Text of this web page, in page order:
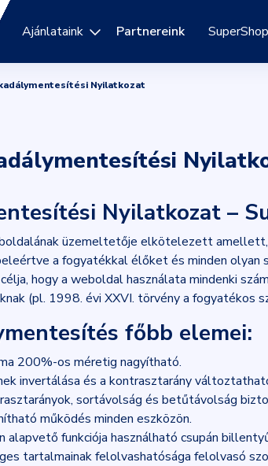
Ajánlataink Partnereink SuperShop
Nyilatkozat
Nyilatkozat –
üzemeltetője elkötelezett
a fogyatékkal élőket és minden
hogy a weboldal használata mindenki
(pl. 1998. évi XXVI. törvény a
főbb elemei:
200%-os méretig nagyítható.
invertálása és a kontrasztarány
sortávolság és betűtávolság
működés minden eszközön.
alapvető funkciója használható csupán
tartalmainak felolvashatósága felolvasó